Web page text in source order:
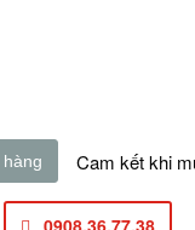
0908.36.77.38
Cam kết khi